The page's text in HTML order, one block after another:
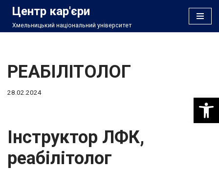
Перейти
Центр кар'єри
Хмельницький національний університет
РЕАБІЛІТОЛОГ
28.02.2024
Інструктор ЛФК,
реабілітолог